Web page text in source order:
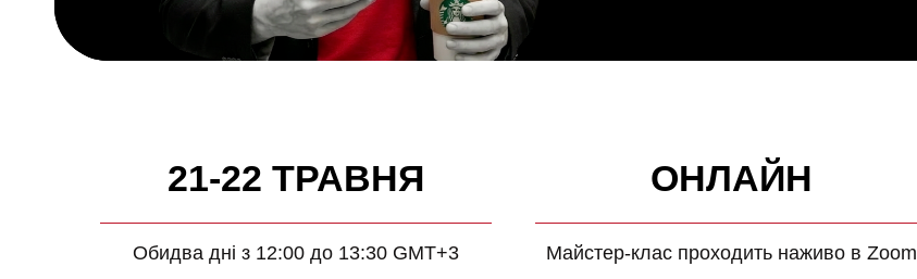
21-22 ТРАВНЯ
Обидва дні з 12:00 до 13:30 GMT+3
ОНЛАЙН
Майстер-клас проходить наживо в Zoom